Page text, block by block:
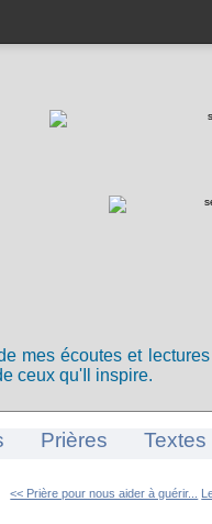
mes écoutes et
ceux qu'Il inspire.
Prières Textes
<< Prière pour nous aider à guérir...